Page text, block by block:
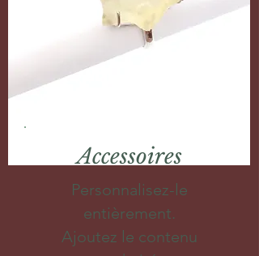
Accessoires
Personnalisez-le
entièrement.
Ajoutez le contenu